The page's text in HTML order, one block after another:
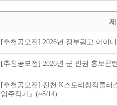
[추천공모전] 2026년 정부광고 아이
[추천공모전] 2026년 군 인권 홍보콘
[추천공모전] 진천 K스토리창작클러
입주작가』(~8/14)